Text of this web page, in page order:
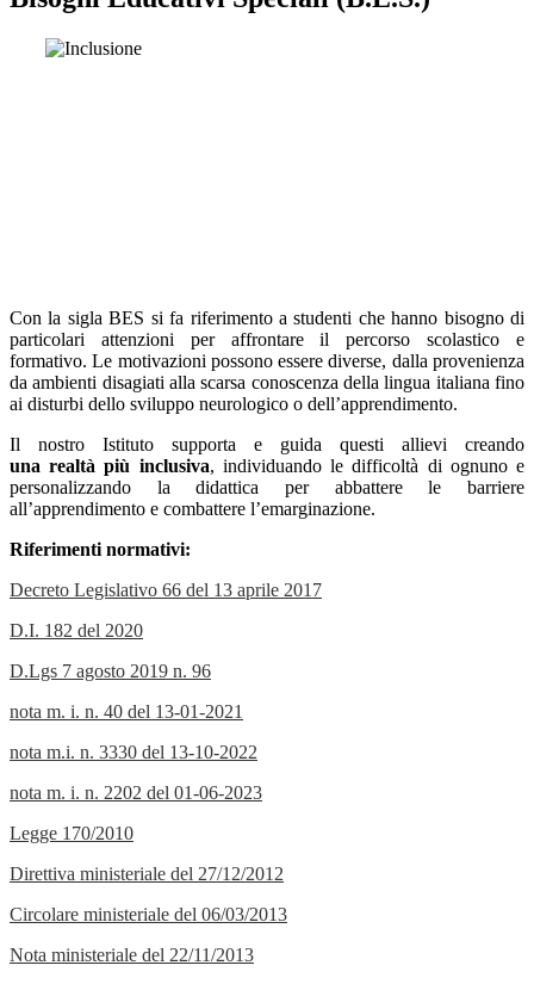
Con la sigla BES si fa riferimento a studenti che hanno bisogno di
particolari attenzioni per affrontare il percorso scolastico e
formativo. Le motivazioni possono essere diverse, dalla provenienza
da ambienti disagiati alla scarsa conoscenza della lingua italiana fino
ai disturbi dello sviluppo neurologico o dell’apprendimento.
Il nostro Istituto supporta e guida questi allievi creando
unarealtà più inclusiva, individuando le difficoltà di ognuno e
personalizzando la didattica per abbattere le barriere
all’apprendimento e combattere l’emarginazione.
Riferimenti normativi:
Decreto Legislativo 66 del 13 aprile 2017
D.I. 182 del 2020
D.Lgs 7 agosto 2019 n. 96
nota m. i. n. 40 del 13-01-2021
nota m.i. n. 3330 del 13-10-2022
nota m. i. n. 2202 del 01-06-2023
Legge 170/2010
Direttiva ministeriale del 27/12/2012
Circolare ministeriale del 06/03/2013
Nota ministeriale del 22/11/2013